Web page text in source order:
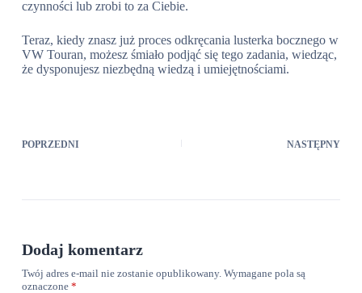
czynności lub zrobi to za Ciebie.
Teraz, kiedy znasz już proces odkręcania lusterka bocznego w
VW Touran, możesz śmiało podjąć się tego zadania, wiedząc,
że dysponujesz niezbędną wiedzą i umiejętnościami.
POPRZEDNI NASTĘPNY
Dodaj komentarz
Twój adres e-mail nie zostanie opublikowany. Wymagane pola są
oznaczone *